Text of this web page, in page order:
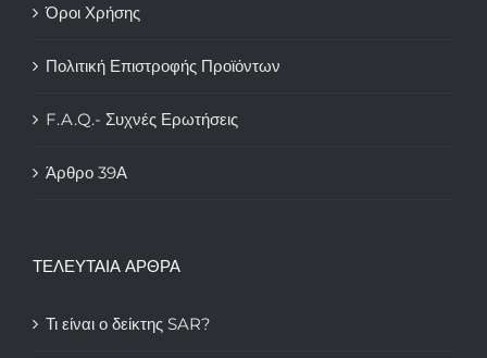
Όροι Χρήσης
Πολιτική Επιστροφής Προϊόντων
F.A.Q.- Συχνές Ερωτήσεις
Άρθρο 39Α
ΤΕΛΕΥΤΑΙΑ ΑΡΘΡΑ
Τι είναι ο δείκτης SAR?